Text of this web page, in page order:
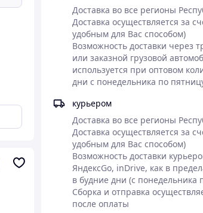
Доставка во все регионы
Доставка осуществляется за
удобным для Вас способом)
Возможность доставки через
или заказной грузовой
используется при оптовом
дни с понедельника по
курьером
Доставка во все регионы
Доставка осуществляется за
удобным для Вас способом)
Возможность доставки
ЯндексGo, inDrive, как в
в будние дни (с понедельника
Сборка и отправка
после оплаты